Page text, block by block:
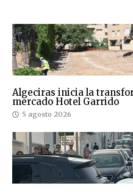
Algeciras inicia la
mercado Hotel Garrido
5 agosto 2026